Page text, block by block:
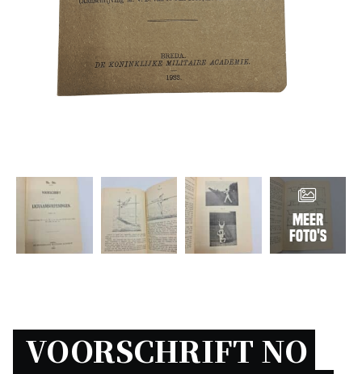
Meer
foto's
VOORSCHRIFT NO